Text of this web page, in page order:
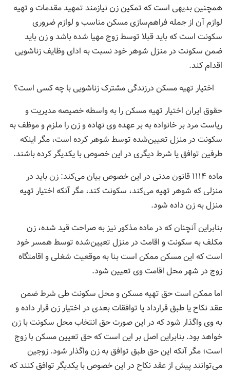
همچنین بدیهی است که تمکین زن نیازمند تمهید مقدمات و تهیه
لوازم آن از جمله فراهم‌سازی مسکن مناسب و لوازم ضروری
سکونت است که باید قبلا توسط زوج مهیا شده باشد و زن باید
ضمن سکونت در منزل شوهر خود نسبت به ادای وظایف زناشویی
اقدام کند.
اختیار تهیه مسکن درزندگی مشترک زناشویی با چه کسی است؟
حقوق ایران اختیار تهیه مسکن را به واسطه خصیصه مدیریت و
ریاست مرد بر خانواده به بر عهده وی نهاده و زن را ملزم و موظف به
سکونت در منزل تعیین‌شده توسط شوهر کرده است، مگر اینکه
طرفین توافق یا شرط دیگری در این خصوص با یکدیگر کرده باشند.
ماده ۱۱۱۴ قانون مدنی در این خصوص بیان می‌کند: زن باید در
منزلی که شوهر تهیه می‌کند، سکونت کند، مگر آنکه اختیار تهیه
منزل به زن داده شود.
بنابراین آنچنان که در ماده مذکور نیز به صراحت قید شده، زن
مکلف به سکونت و اقامت در منزل تعیین‌شده توسط همسر خود
است که این مسکن ممکن است بنا به موقعیت شغلی و اقامتگاه
زوج در شهر محل اقامت وی تعیین شود.
اما ممکن است حق تهیه مسکن و محل سکونت طی شرط ضمن
عقد نکاح یا طبق قرارداد یا توافقات بعدی در اختیار زن قرار داده و
به وی واگذار شود که در این صورت حق انتخاب محل سکونت با زن
خواهد بود. بنابراین اصل بر این است که حق تعیین مسکن با زوج
است؛ مگر آنکه این حق طبق توافق به زن واگذار شود. زوجین
می‌توانند پیش از عقد نکاح در این خصوص با یکدیگر توافق کنند که